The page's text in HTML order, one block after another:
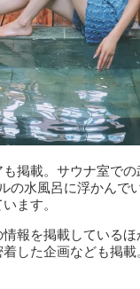
掲載。サウナ室で
の水風呂に浮かんで
ます。
報を掲載している
した企画なども掲